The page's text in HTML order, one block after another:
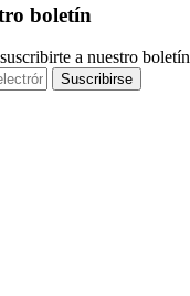
boletín
a nuestro boletín
Suscribirse